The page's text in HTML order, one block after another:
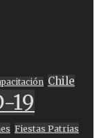
Chile
19
Fiestas Patrias